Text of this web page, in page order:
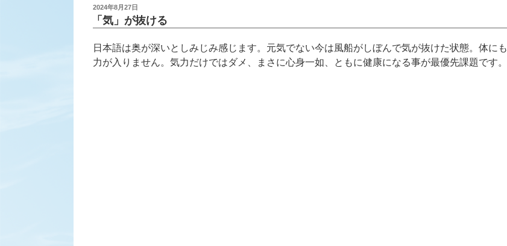
投
稿
2024年8月27日
「気」が抜ける
日本語は奥が深いとしみじみ感じます。元気でない今は風船がしぼんで気が抜けた状態。体にも
力が入りません。気力だけではダメ、まさに心身一如、ともに健康になる事が最優先課題です。